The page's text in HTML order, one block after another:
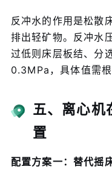
反冲水的作用是松散
排出轻矿物。反冲水
过低则床层板结、分
0.3MPa，具体值需
五、离心机
置
配置方案一：替代摇